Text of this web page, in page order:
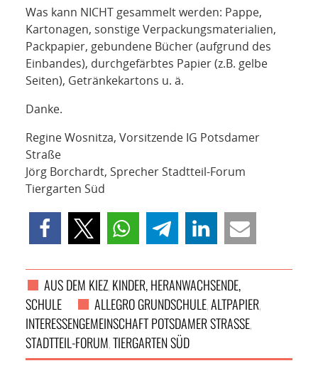
Was kann NICHT gesammelt werden: Pappe,
Kartonagen, sonstige Verpackungsmaterialien,
Packpapier, gebundene Bücher (aufgrund des
Einbandes), durchgefärbtes Papier (z.B. gelbe
Seiten), Getränkekartons u. ä.
Danke.
Regine Wosnitza, Vorsitzende IG Potsdamer
Straße
Jörg Borchardt, Sprecher Stadtteil-Forum
Tiergarten Süd
AUS DEM KIEZ, KINDER, HERANWACHSENDE,
SCHULE
ALLEGRO GRUNDSCHULE,ALTPAPIER,
INTERESSENGEMEINSCHAFT POTSDAMER STRASSE ,
STADTTEIL-FORUM,TIERGARTEN SÜD